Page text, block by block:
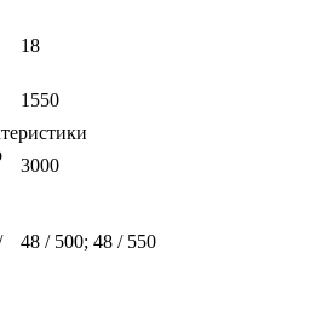
18
1550
3000
48 / 500; 48 / 550